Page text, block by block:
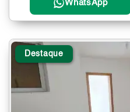
WhatsApp
Destaque